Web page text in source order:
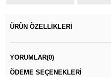
ÜRÜN ÖZELLIKLERI
YORUMLAR(0)
ÖDEME SEÇENEKLERI